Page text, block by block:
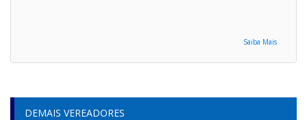
Saiba Mais
DEMAIS VEREADORES